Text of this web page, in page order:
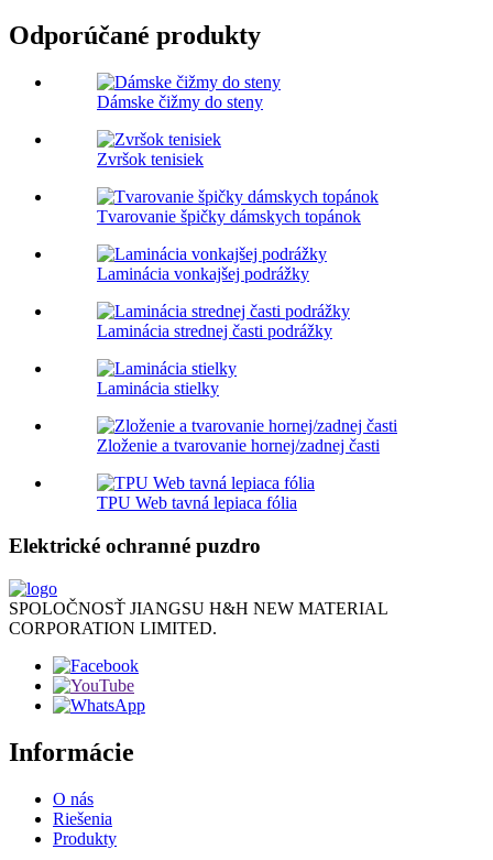
Odporúčané produkty
Dámske čižmy do steny
Zvršok tenisiek
Tvarovanie špičky dámskych topánok
Laminácia vonkajšej podrážky
Laminácia strednej časti podrážky
Laminácia stielky
Zloženie a tvarovanie hornej/zadnej časti
TPU Web tavná lepiaca fólia
Elektrické ochranné puzdro
SPOLOČNOSŤ JIANGSU H&H NEW MATERIAL
CORPORATION LIMITED.
Informácie
O nás
Riešenia
Produkty